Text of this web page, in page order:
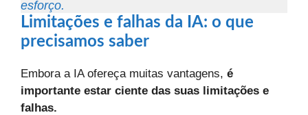
esforço.
Limitações e falhas da IA: o que
precisamos saber
Embora a IA ofereça muitas vantagens, é
importante estar ciente das suas limitações e
falhas.